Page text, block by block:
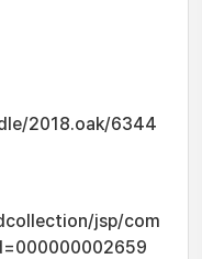
2018.oak/6344
jsp/com